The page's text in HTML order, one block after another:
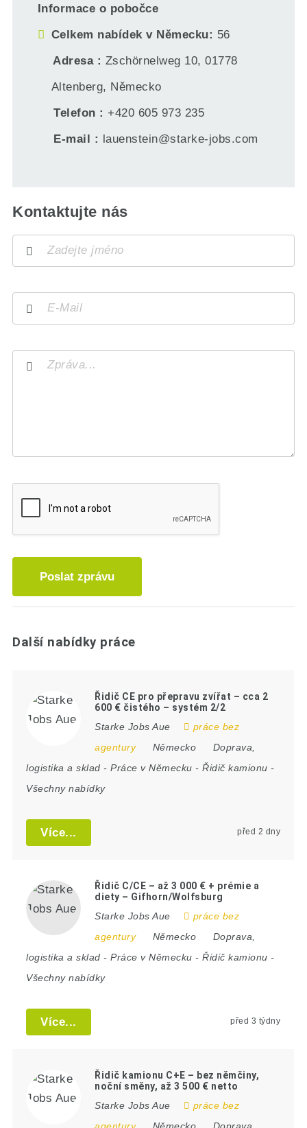
Informace o pobočce
Celkem nabídek v Německu
56
Adresa
Zschörnelweg 10, 01778
Altenberg, Německo
Telefon
+420 605 973 235
E-mail
lauenstein@starke-jobs.com
Kontaktujte nás
Poslat zprávu
Další nabídky práce
Řidič CE pro přepravu zvířat – cca 2
600 € čistého – systém 2/2
Starke Jobs Aue
práce bez
agentury
Německo
Doprava,
logistika a sklad -Práce v Německu -Řidič kamionu -
Všechny nabídky
Více... před 2 dny
Řidič C/CE – až 3 000 € + prémie a
diety – Gifhorn/Wolfsburg
Starke Jobs Aue
práce bez
agentury
Německo
Doprava,
logistika a sklad -Práce v Německu -Řidič kamionu -
Všechny nabídky
Více... před 3 týdny
Řidič kamionu C+E – bez němčiny,
noční směny, až 3 500 € netto
Starke Jobs Aue
práce bez